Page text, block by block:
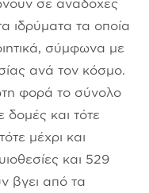
σε ανάδοχες
ιδρύματα τα οποία
σύμφωνα με
ανά τον κόσμο.
φορά το σύνολο
δομές και τότε
μέχρι και
και 529
βγει από τα